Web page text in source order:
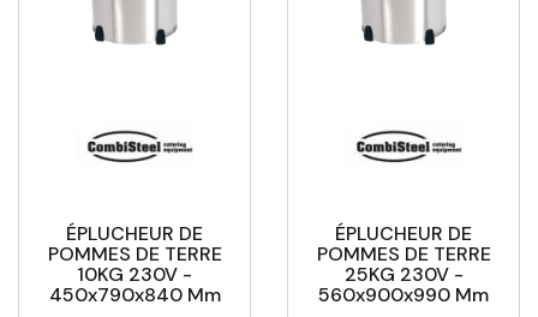
ÉPLUCHEUR DE
POMMES DE TERRE
10KG 230V -
450x790x840 Mm
ÉPLUCHEUR DE
POMMES DE TERRE
25KG 230V -
560x900x990 Mm